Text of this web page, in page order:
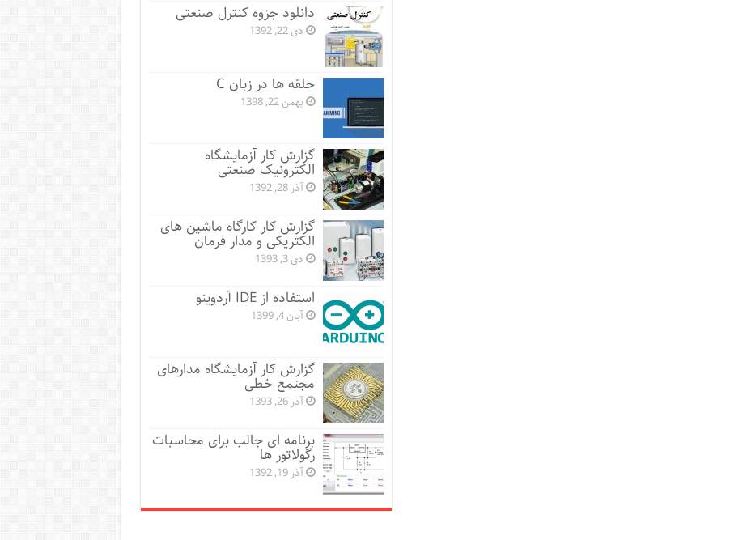
دانلود جزوه کنترل صنعتی
دی 22, 1392
حلقه ها در زبان C
بهمن 22, 1398
گزارش کار آزمایشگاه
الکترونیک صنعتی
آذر 28, 1392
گزارش کار کارگاه ماشین های
الکتریکی و مدار فرمان
دی 3, 1393
استفاده از IDE آردوینو
آبان 4, 1399
گزارش کار آزمایشگاه مدارهای
مجتمع خطی
آذر 26, 1393
برنامه ای جالب برای محاسبات
رگولاتور ها
آذر 19, 1392